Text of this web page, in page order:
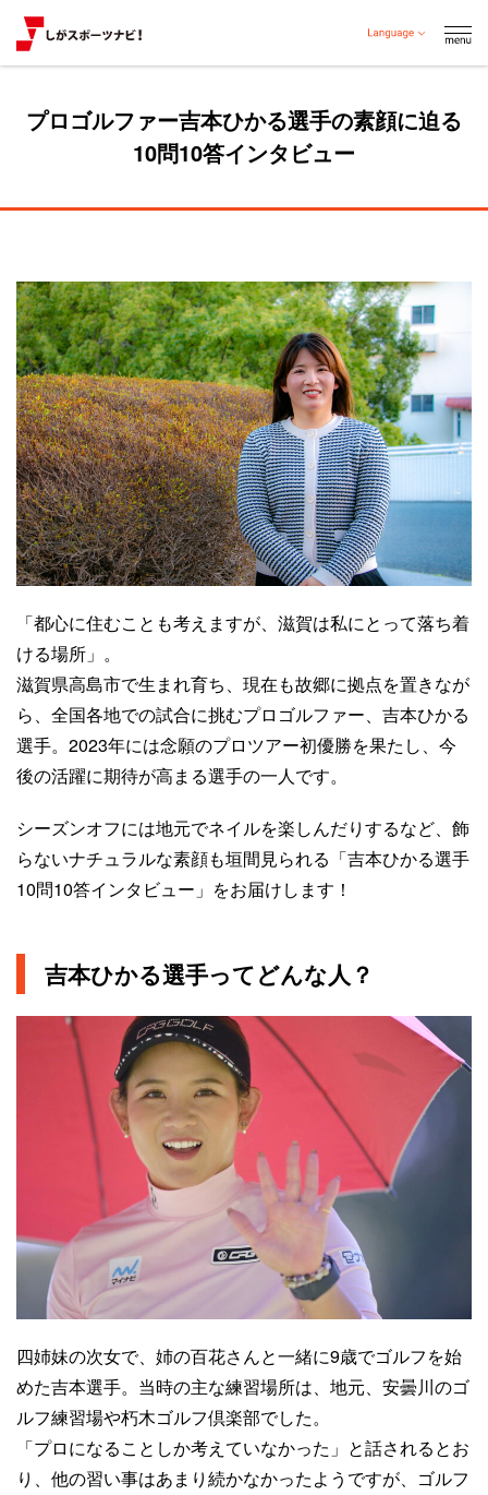
プロゴルファー吉本ひかる選手の素顔に迫る
10問10答インタビュー
「都心に住むことも考えますが、滋賀は私にとって落ち着
ける場所」。
滋賀県高島市で生まれ育ち、現在も故郷に拠点を置きなが
ら、全国各地での試合に挑むプロゴルファー、吉本ひかる
選手。2023年には念願のプロツアー初優勝を果たし、今
後の活躍に期待が高まる選手の一人です。
シーズンオフには地元でネイルを楽しんだりするなど、飾
らないナチュラルな素顔も垣間見られる「吉本ひかる選手
10問10答インタビュー」をお届けします！
吉本ひかる選手ってどんな人？
四姉妹の次女で、姉の百花さんと一緒に9歳でゴルフを始
めた吉本選手。当時の主な練習場所は、地元、安曇川のゴ
ルフ練習場や朽木ゴルフ倶楽部でした。
「プロになることしか考えていなかった」と話されるとお
り、他の習い事はあまり続かなかったようですが、ゴルフ